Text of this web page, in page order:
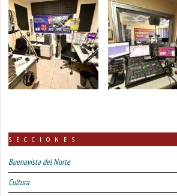
SECCIONES
Buenavista del Norte
Cultura